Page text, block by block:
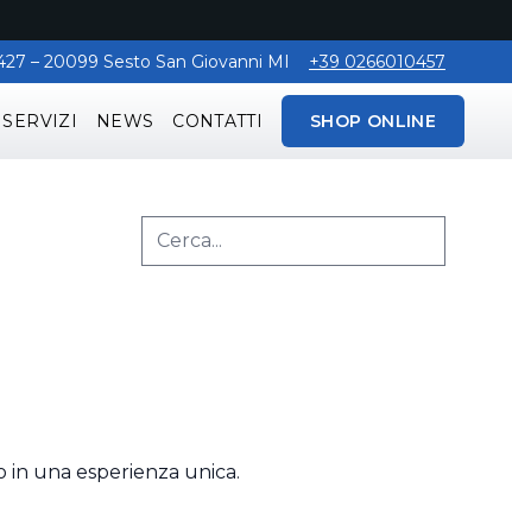
– 20099 Sesto San Giovanni MI +39 0266010457
SERVIZI NEWS CONTATTI SHOP ONLINE
una esperienza unica.